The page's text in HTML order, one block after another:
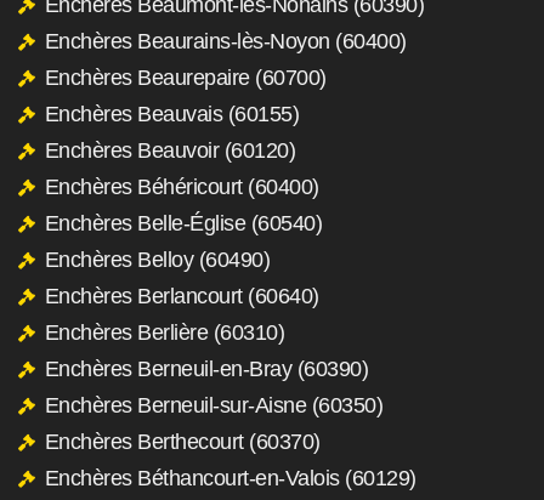
Enchères Beaurains-lès-Noyon (60400)
Enchères Beaurepaire (60700)
Enchères Beauvais (60155)
Enchères Beauvoir (60120)
Enchères Béhéricourt (60400)
Enchères Belle-Église (60540)
Enchères Belloy (60490)
Enchères Berlancourt (60640)
Enchères Berlière (60310)
Enchères Berneuil-en-Bray (60390)
Enchères Berneuil-sur-Aisne (60350)
Enchères Berthecourt (60370)
Enchères Béthancourt-en-Valois (60129)